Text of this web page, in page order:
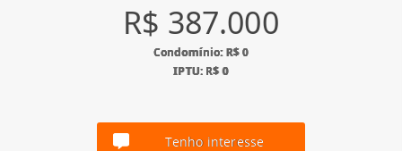
R$ 387.000
Condomínio: R$ 0
IPTU: R$ 0
Tenho interesse